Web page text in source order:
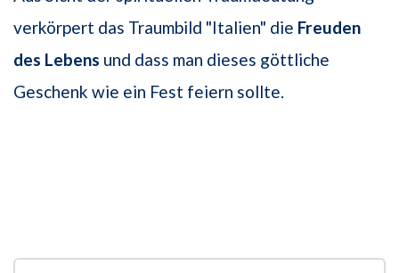
verkörpert das Traumbild "Italien" die Freuden
des Lebens und dass man dieses göttliche
Geschenk wie ein Fest feiern sollte.